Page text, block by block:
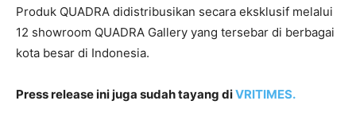
Produk QUADRA didistribusikan secara eksklusif melalui
12 showroom QUADRA Gallery yang tersebar di berbagai
kota besar di Indonesia.
Press release ini juga sudah tayang diVRITIMES.